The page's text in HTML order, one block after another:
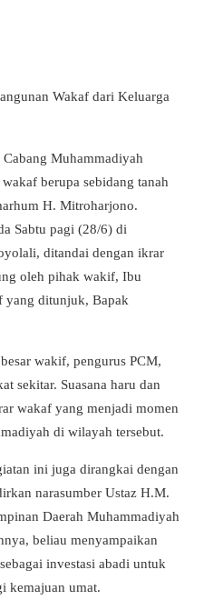
Wakaf dari Keluarga
Muhammadiyah
berupa sebidang tanah
H. Mitroharjono.
Sabtu pagi (28/6) di
ditandai dengan ikrar
oleh pihak wakif, Ibu
yang ditunjuk, Bapak
wakif, pengurus PCM,
sekitar. Suasana haru dan
wakaf yang menjadi momen
di wilayah tersebut.
ini juga dirangkai dengan
narasumber Ustaz H.M.
Daerah Muhammadiyah
beliau menyampaikan
investasi abadi untuk
kemajuan umat.